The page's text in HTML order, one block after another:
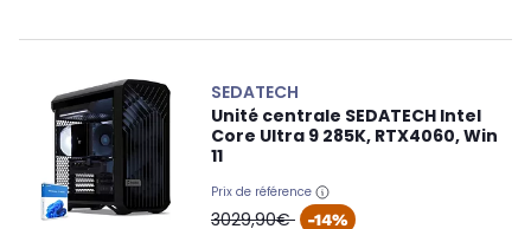
SEDATECH
Unité centrale SEDATECH Intel
Core Ultra 9 285K, RTX4060, Win
11
Prix de référence
oldPrice
3029,90€ -14%